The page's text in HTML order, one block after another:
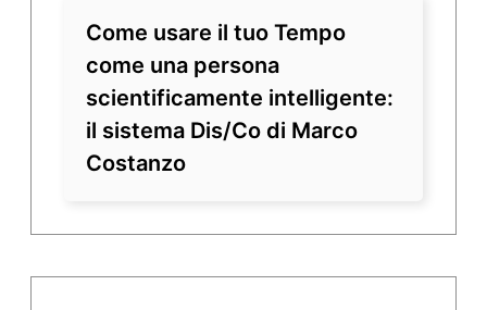
Come usare il tuo Tempo
come una persona
scientificamente intelligente:
il sistema Dis/Co di Marco
Costanzo